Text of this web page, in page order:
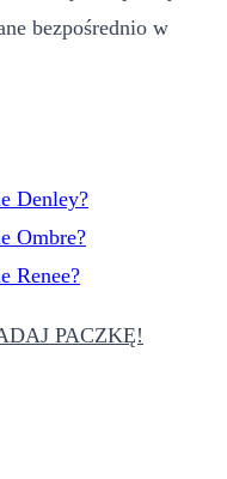
bezpośrednio w
Denley?
Ombre?
Renee?
PACZKĘ!